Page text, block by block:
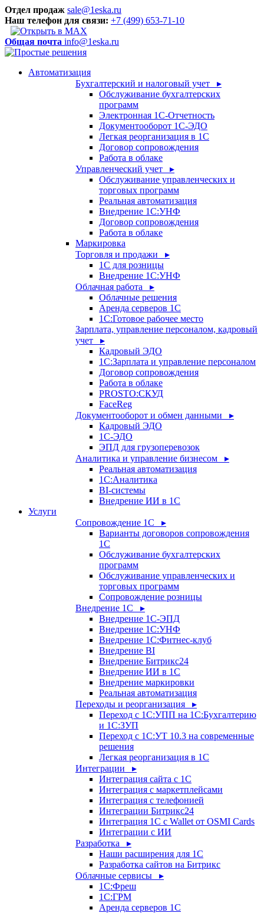
Отдел продаж sale@1eska.ru
Наш телефон для связи: +7 (499) 653-71-10
Общая почта info@1eska.ru
Автоматизация
Бухгалтерский и налоговый учет ▸
Обслуживание бухгалтерских
программ
Электронная 1С-Отчетность
Документооборот 1С-ЭДО
Легкая реорганизация в 1С
Договор сопровождения
Работа в облаке
Управленческий учет ▸
Обслуживание управленческих и
торговых программ
Реальная автоматизация
Внедрение 1С:УНФ
Договор сопровождения
Работа в облаке
Маркировка
Торговля и продажи ▸
1С для розницы
Внедрение 1С:УНФ
Облачная работа ▸
Облачные решения
Аренда серверов 1С
1C:Готовое рабочее место
Зарплата, управление персоналом, кадровый
учет ▸
Кадровый ЭДО
1С:Зарплата и управление персоналом
Договор сопровождения
Работа в облаке
PROSTO:СКУД
FaceReg
Документооборот и обмен данными ▸
Кадровый ЭДО
1С-ЭДО
ЭПД для грузоперевозок
Аналитика и управление бизнесом ▸
Реальная автоматизация
1С:Аналитика
BI-системы
Внедрение ИИ в 1С
Услуги
Сопровождение 1С ▸
Варианты договоров сопровождения
1С
Обслуживание бухгалтерских
программ
Обслуживание управленческих и
торговых программ
Сопровождение розницы
Внедрение 1С ▸
Внедрение 1С-ЭПД
Внедрение 1С:УНФ
Внедрение 1С:Фитнес-клуб
Внедрение BI
Внедрение Битрикс24
Внедрение ИИ в 1С
Внедрение маркировки
Реальная автоматизация
Переходы и реорганизация ▸
Переход с 1С:УПП на 1С:Бухгалтерию
и 1С:ЗУП
Переход с 1С:УТ 10.3 на современные
решения
Легкая реорганизация в 1С
Интеграции ▸
Интеграция сайта с 1С
Интеграция с маркетплейсами
Интеграция с телефонией
Интеграции Битрикс24
Интеграция 1С с Wallet от OSMI Cards
Интеграции с ИИ
Разработка ▸
Наши расширения для 1С
Разработка сайтов на Битрикс
Облачные сервисы ▸
1С:Фреш
1С:ГРМ
Аренда серверов 1С